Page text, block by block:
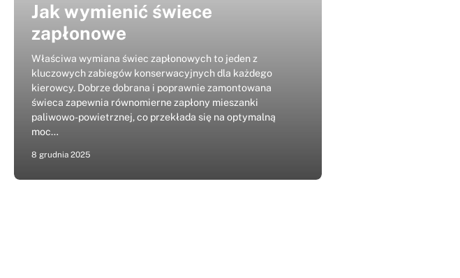
Jak wymienić świece
zapłonowe
Właściwa wymiana świec zapłonowych to jeden z
kluczowych zabiegów konserwacyjnych dla każdego
kierowcy. Dobrze dobrana i poprawnie zamontowana
świeca zapewnia równomierne zapłony mieszanki
paliwowo-powietrznej, co przekłada się na optymalną
moc…
8 grudnia 2025